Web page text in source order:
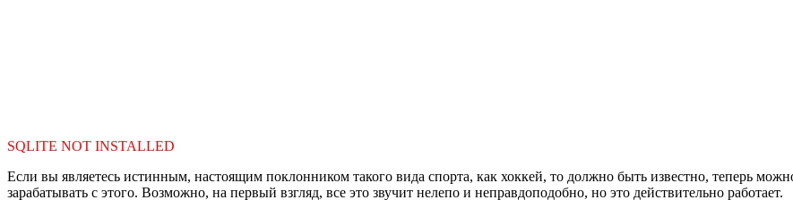
SQLITE NOT INSTALLED
Если вы являетесь истинным, настоящим поклонником такого вида спорта, как хоккей, то должно быть известно, теперь
зарабатывать с этого. Возможно, на первый взгляд, все это звучит нелепо и неправдоподобно, но это действительно работает.